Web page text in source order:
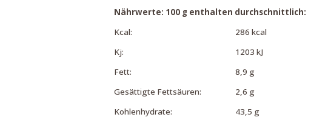
Nährwerte: 100 g enthalten durchschnittlich:
Kcal:
286 kcal
Kj:
1203 kJ
Fett:
8,9 g
Gesättigte Fettsäuren:
2,6 g
Kohlenhydrate:
43,5 g